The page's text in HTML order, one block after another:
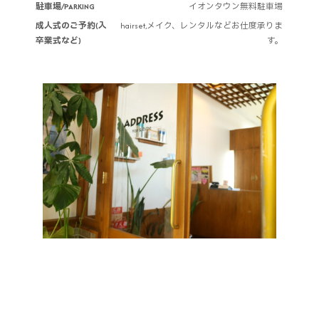
駐車場/PARKING
イオンタウン無料駐車場
成人式のご予約(入
卒業式など)
hairset,メイク、レンタルなどお仕度承りま
す。